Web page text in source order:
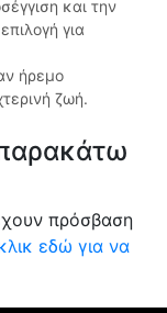
και την
για
ήρεμο
ζωή.
πρόσβαση
εδώ για να